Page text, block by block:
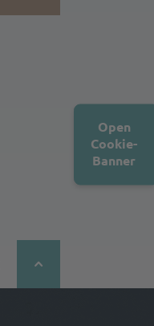
Open
Cookie-
Banner